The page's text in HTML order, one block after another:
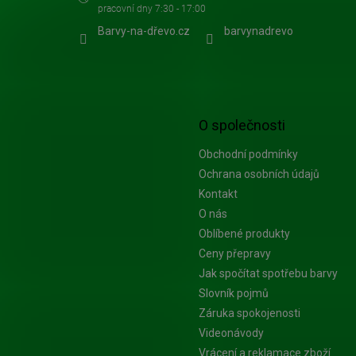
O společnosti
Obchodní podmínky
Ochrana osobních údajů
Kontakt
O nás
Oblíbené produkty
Ceny přepravy
Jak spočítat spotřebu barvy
Slovník pojmů
Záruka spokojenosti
Videonávody
Vrácení a reklamace zboží
Barvy-na-dřevo.cz barvynadrevo